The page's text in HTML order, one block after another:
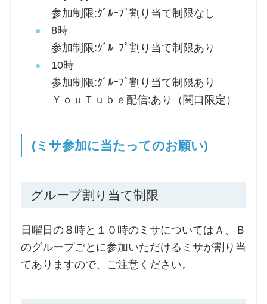
参加制限:ｸﾞﾙｰﾌﾟ割り当て制限なし
8時
参加制限:ｸﾞﾙｰﾌﾟ割り当て制限あり
10時
参加制限:ｸﾞﾙｰﾌﾟ割り当て制限あり
ＹｏｕＴｕｂｅ配信:あり（関口限定）
(ミサ参加に当たってのお願い)
グループ割り当て制限
日曜日の８時と１０時のミサについてはＡ、Ｂ
のグループごとに参加いただけるミサが割り当
てありますので、ご注意ください。